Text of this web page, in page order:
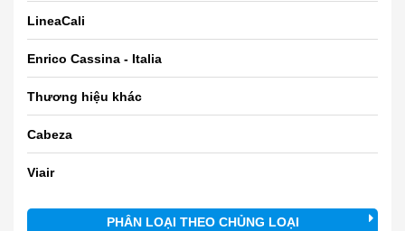
LineaCali
Enrico Cassina - Italia
Thương hiệu khác
Cabeza
Viair
PHÂN LOẠI THEO CHỦNG LOẠI